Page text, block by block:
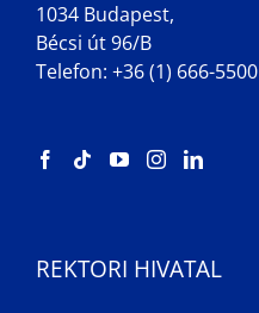
1034 Budapest,
Bécsi út 96/B
Telefon: +36 (1) 666-5500
REKTORI HIVATAL